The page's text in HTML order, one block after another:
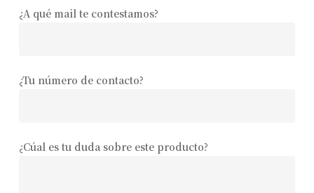
¿A qué mail te contestamos?
¿Tu número de contacto?
¿Cúal es tu duda sobre este producto?